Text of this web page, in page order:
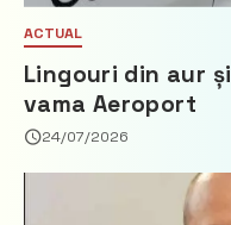
ACTUAL
Lingouri din aur
vama Aeroport
24/07/2026